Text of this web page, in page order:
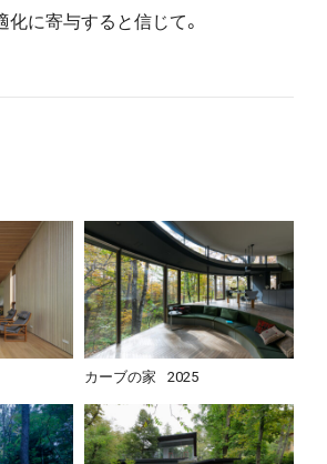
化に寄与すると信じて。
カーブの家 2025